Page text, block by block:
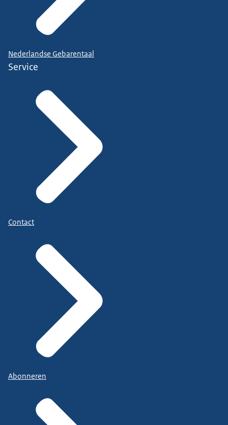
Nederlandse Gebarentaal
Service
Contact
Abonneren